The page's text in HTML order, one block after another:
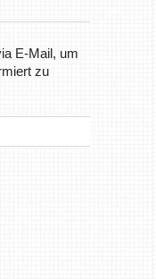
E-Mail, um
zu